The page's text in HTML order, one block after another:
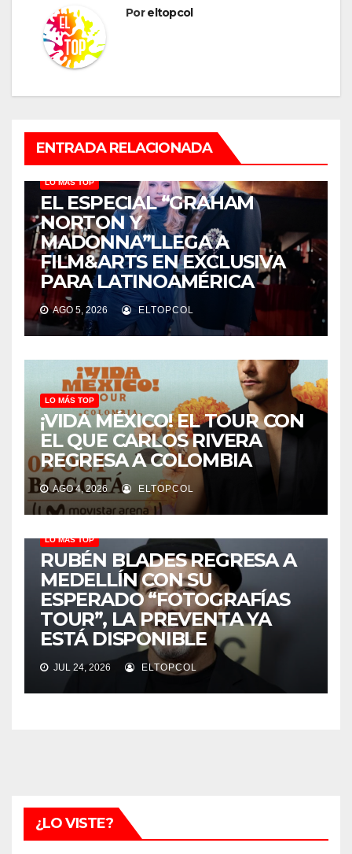
Poreltopcol
ENTRADA RELACIONADA
LO MÁS TOP
EL ESPECIAL “GRAHAM
NORTON Y
MADONNA”LLEGA A
FILM&ARTS EN EXCLUSIVA
PARA LATINOAMÉRICA
AGO 5, 2026 ELTOPCOL
LO MÁS TOP
¡VIDA MÉXICO! EL TOUR CON
EL QUE CARLOS RIVERA
REGRESA A COLOMBIA
AGO 4, 2026 ELTOPCOL
LO MÁS TOP
RUBÉN BLADES REGRESA A
MEDELLÍN CON SU
ESPERADO “FOTOGRAFÍAS
TOUR”, LA PREVENTA YA
ESTÁ DISPONIBLE
JUL 24, 2026 ELTOPCOL
¿LO VISTE?